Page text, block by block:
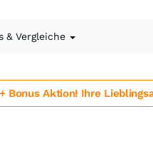
& Vergleiche
Bonus Aktion! Ihre